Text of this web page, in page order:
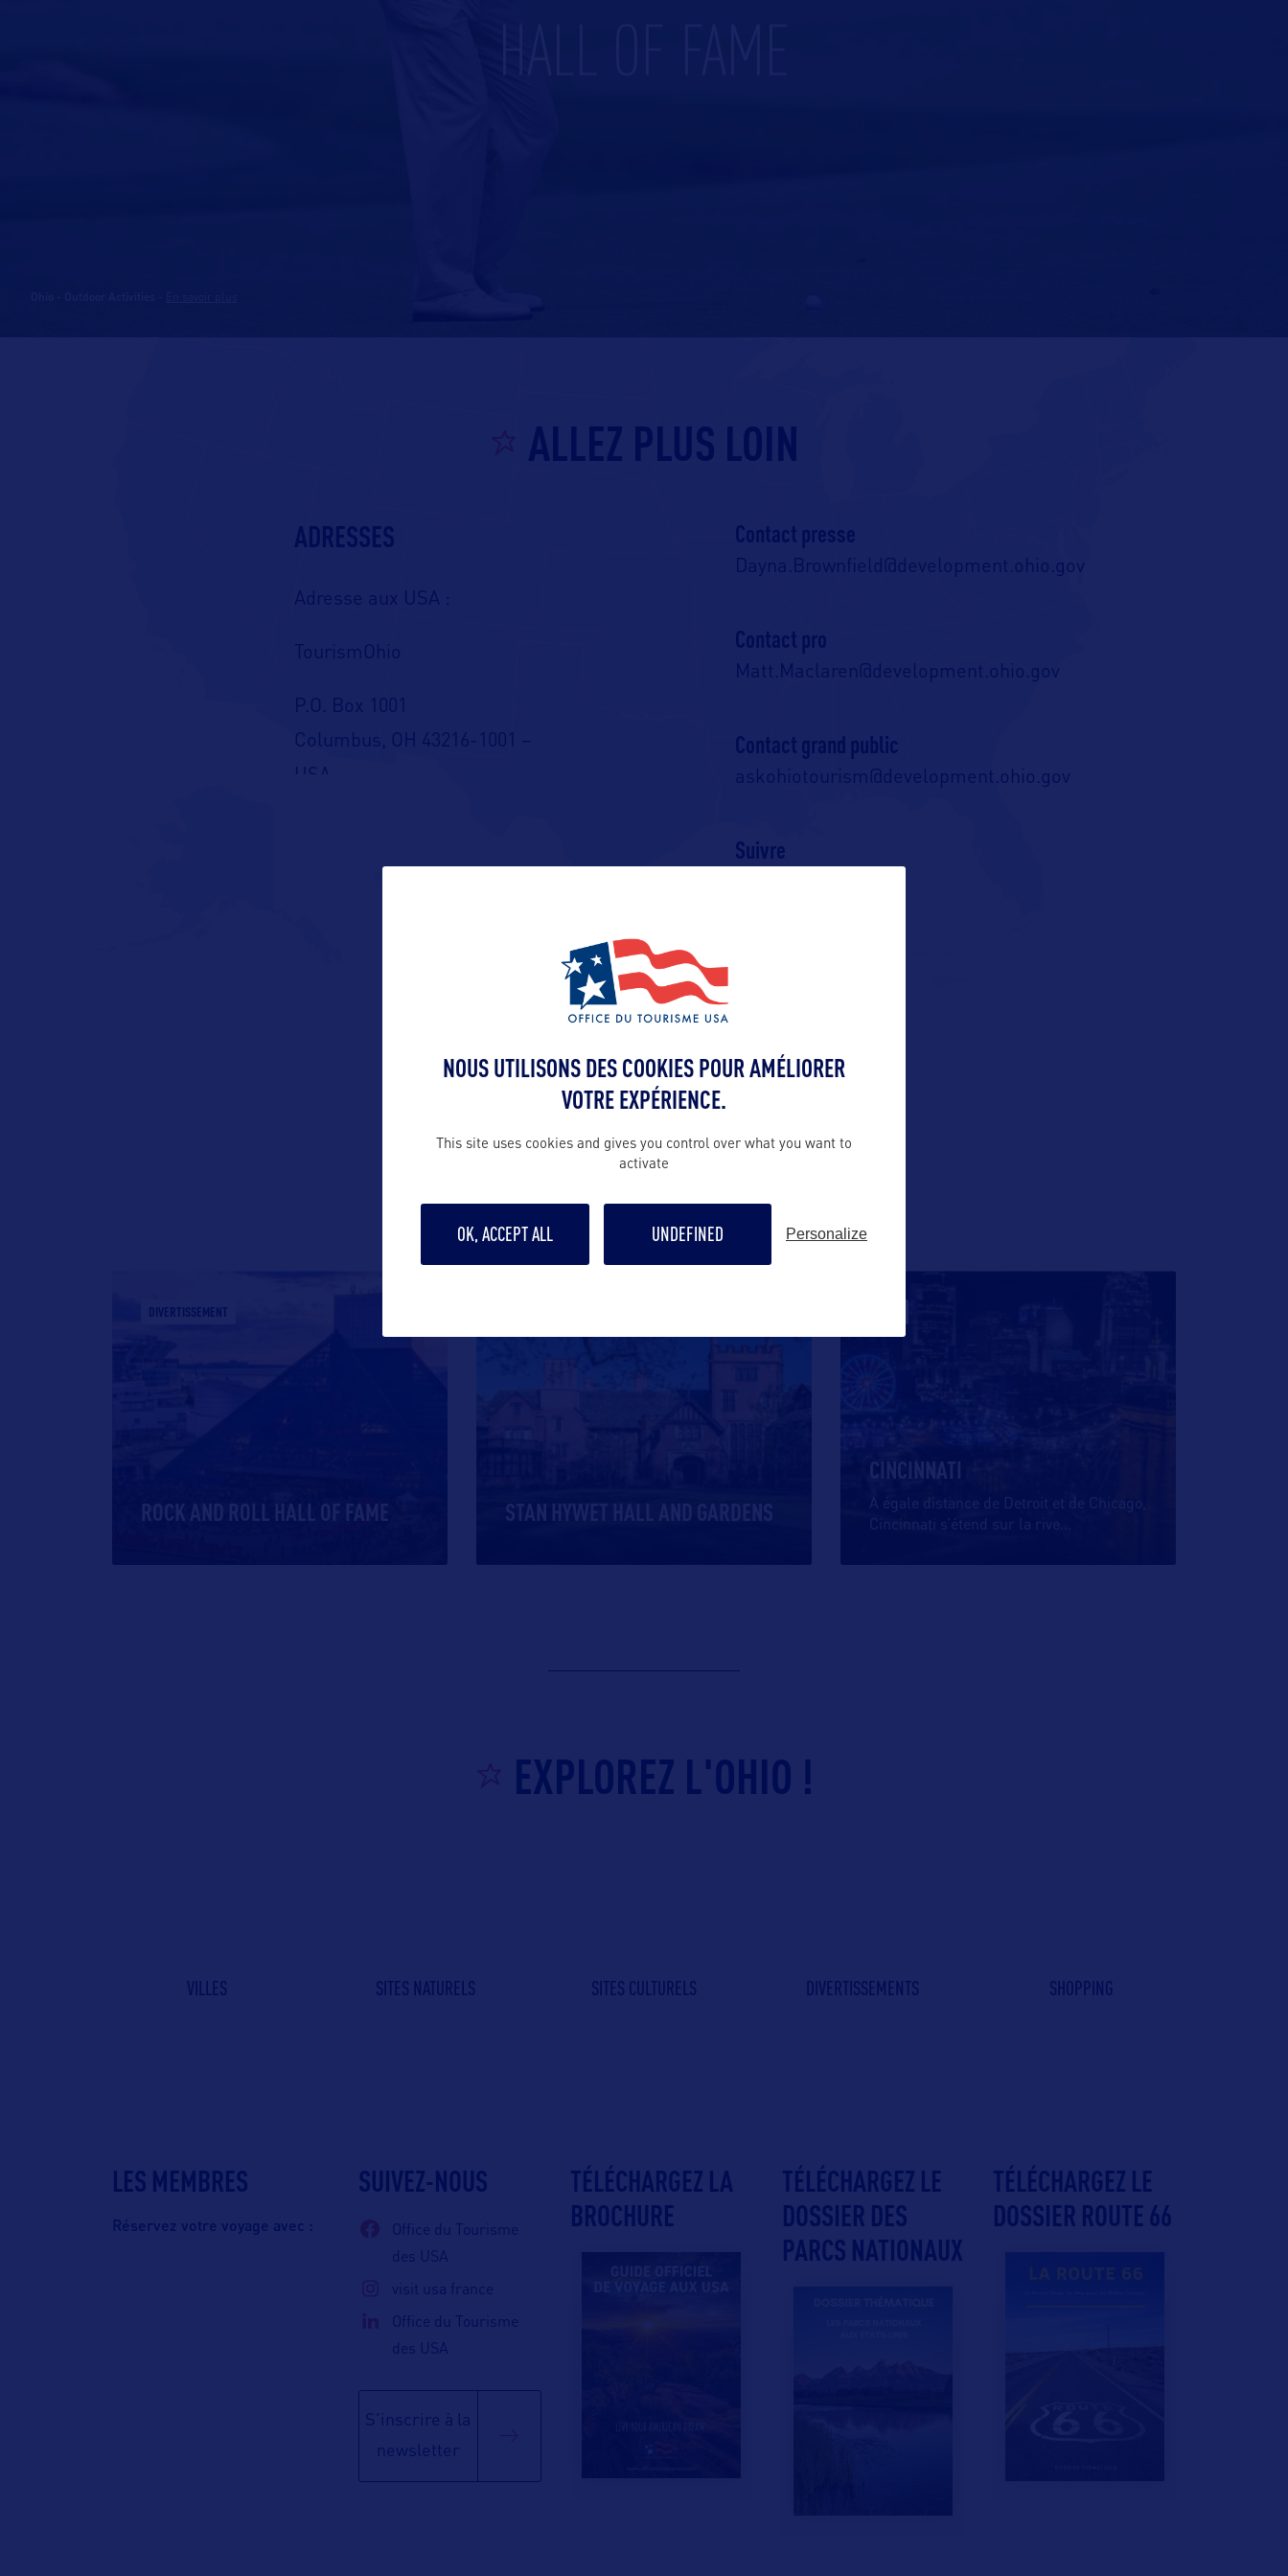
ALLEZ PLUS LOIN
ADRESSES
Adresse aux USA :
P.O. Box 1001
Columbus, OH 43216-1001 –
USA
Contact presse
Dayna.Brownfield@development.ohio.gov
Contact pro
Matt.Maclaren@development.ohio.gov
Contact grand public
askohiotourism@development.ohio.gov
Suivre
VOIR LE SITE
DANS LA MÊME CATEGORIE
DIVERTISSEMENT
ROCK AND ROLL HALL OF FAME STAN HYWET HALL AND GARDENS
CINCINNATI
A égale distance de Detroit et de Chicago,
Cincinnati s’étend sur la rive
EXPLOREZ L'OHIO !
VILLES SITES NATURELS SITES CULTURELS DIVERTISSEMENTS SHOPPING
LES MEMBRES
Réservez votre voyage avec :
SUIVEZ-NOUS
Office du Tourisme
des USA
visit usa france
Office du Tourisme
des USA
S'inscrire à la
newsletter
TÉLÉCHARGEZ LA
BROCHURE
TÉLÉCHARGEZ LE
DOSSIER DES
PARCS NATIONAUX
TÉLÉCHARGEZ LE
DOSSIER ROUTE 66
NOUS UTILISONS DES COOKIES POUR AMÉLIORER
VOTRE EXPÉRIENCE.
This site uses cookies and gives you control over what you want to
activate
OK, ACCEPT ALL UNDEFINED Personalize